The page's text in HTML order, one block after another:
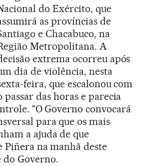
do Exército, que
as províncias de
e Chacabuco, na
Metropolitana. A
extrema ocorreu após
dia de violência, nesta
feira, que escalonou com
passar das horas e parecia
"O Governo convocará
para que os mais
a ajuda de que
Piñera na manhã deste
do Governo.